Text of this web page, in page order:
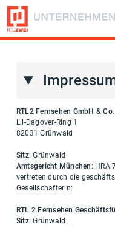
RTL2 Fernsehen GmbH & Co.
Lil-Dagover-Ring 1
82031 Grünwald
Sitz: Grünwald
Amtsgericht München: HRA
vertreten durch die
Gesellschafterin:
RTL 2 Fernsehen
Sitz: Grünwald